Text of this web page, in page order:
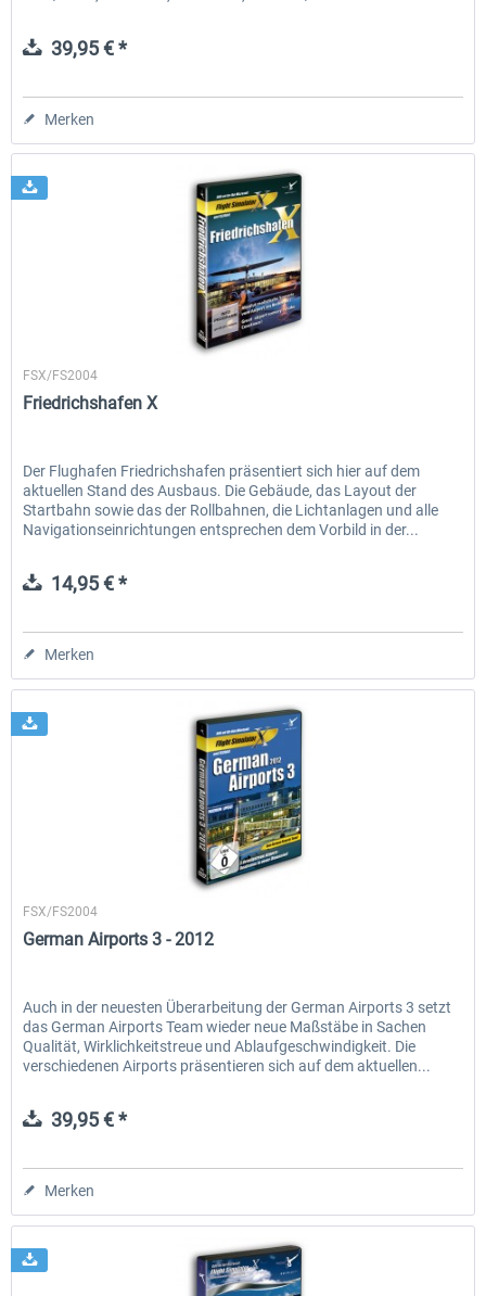
39,95 € *
Merken
Aerosoft
FSX/FS2004
Friedrichshafen X
Der Flughafen Friedrichshafen präsentiert sich hier auf dem
aktuellen Stand des Ausbaus. Die Gebäude, das Layout der
Startbahn sowie das der Rollbahnen, die Lichtanlagen und alle
Navigationseinrichtungen entsprechen dem Vorbild in der...
14,95 € *
Merken
Aerosoft
FSX/FS2004
German Airports 3 - 2012
Auch in der neuesten Überarbeitung der German Airports 3 setzt
das German Airports Team wieder neue Maßstäbe in Sachen
Qualität, Wirklichkeitstreue und Ablaufgeschwindigkeit. Die
verschiedenen Airports präsentieren sich auf dem aktuellen...
39,95 € *
Merken